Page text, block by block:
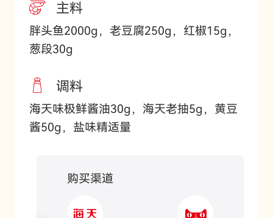
主料
胖头鱼2000g，老豆腐250g，红椒15g，
葱段30g
调料
海天味极鲜酱油30g，海天老抽5g，黄豆
酱50g，盐味精适量
购买渠道